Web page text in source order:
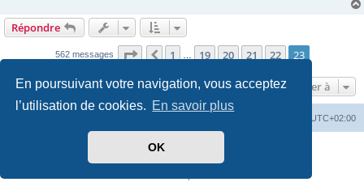
En poursuivant votre navigation, vous acceptez
l’utilisation de cookies. En savoir plus
OK
Répondre
562 messages Page 23 sur 23
Précédente
1 19 20 21 22 23
Aller à
UTC+02:00
phpBB ® Forum Software © phpBB Limited
phpBB-fr.com